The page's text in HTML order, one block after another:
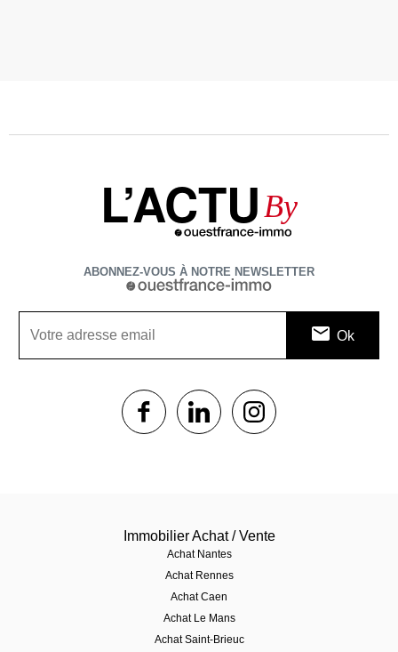
L’ACTUBy
ABONNEZ-VOUS À NOTRE NEWSLETTER
1$s 1$s
Immobilier Achat / Vente
Achat Nantes
Achat Rennes
Achat Caen
Achat Le Mans
Achat Saint-Brieuc